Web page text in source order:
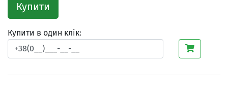
Купити
Купити в один клік: